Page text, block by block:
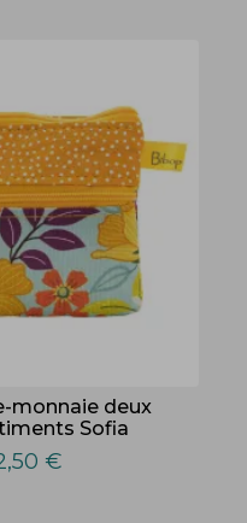
monnaie deux
Sofia
€